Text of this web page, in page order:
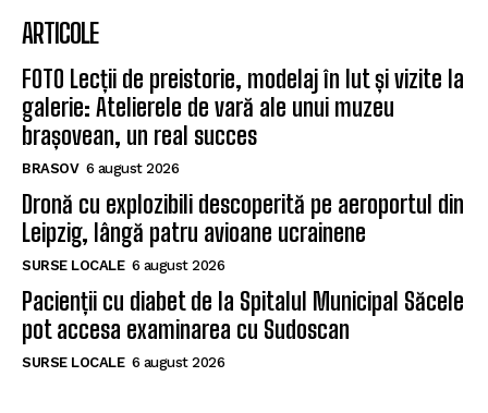
ARTICOLE
FOTO Lecții de preistorie, modelaj în lut și vizite la
galerie: Atelierele de vară ale unui muzeu
brașovean, un real succes
BRASOV 6 august 2026
Dronă cu explozibili descoperită pe aeroportul din
Leipzig, lângă patru avioane ucrainene
SURSE LOCALE 6 august 2026
Pacienții cu diabet de la Spitalul Municipal Săcele
pot accesa examinarea cu Sudoscan
SURSE LOCALE 6 august 2026